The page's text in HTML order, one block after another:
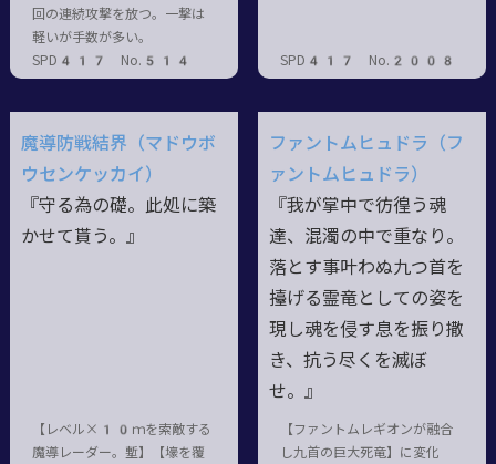
回の連続攻撃を放つ。一撃は
軽いが手数が多い。
SPD417 No.514
SPD417 No.2008
魔導防戦結界（マドウボ
ウセンケッカイ）
『守る為の礎。此処に築
かせて貰う。』
【レベル×10ｍを索敵する
魔導レーダー。塹】【壕を覆
ファントムヒュドラ（フ
ァントムヒュドラ）
『我が掌中で彷徨う魂
達、混濁の中で重なり。
落とす事叶わぬ九つ首を
擡げる霊竜としての姿を
現し魂を侵す息を振り撒
き、抗う尽くを滅ぼ
せ。』
【ファントムレギオンが融合
し九首の巨大死竜】に変化